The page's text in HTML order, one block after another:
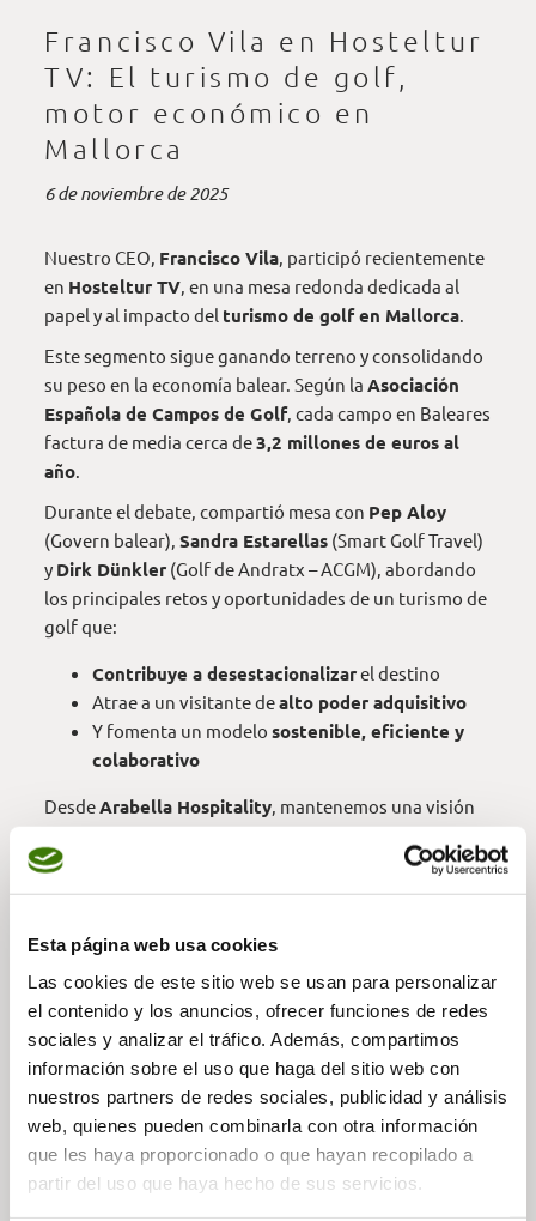
Esta página web usa cookies
Las cookies de este sitio web se usan para personalizar
el contenido y los anuncios, ofrecer funciones de redes
sociales y analizar el tráfico. Además, compartimos
información sobre el uso que haga del sitio web con
nuestros partners de redes sociales, publicidad y análisis
web, quienes pueden combinarla con otra información
que les haya proporcionado o que hayan recopilado a
partir del uso que haya hecho de sus servicios.
Francisco Vila en Hosteltur
TV: El turismo de golf,
motor económico en
Mallorca
6 de noviembre de 2025
Nuestro CEO, Francisco Vila , participó recientemente
en Hosteltur TV , en una mesa redonda dedicada al
papel y al impacto del turismo de golf en Mallorca
Este segmento sigue ganando terreno y consolidando
su peso en la economía balear. Según la Asociación
Española de Campos de Golf, cada campo en Baleares
factura de media cerca de3,2 millones de euros al
año
Durante el debate, compartió mesa con Pep Aloy
(Govern balear),Sandra Estarellas (Smart Golf Travel)
y Dirk Dünkler (Golf de Andratx – ACGM), abordando
los principales retos y oportunidades de un turismo de
golf que:
Contribuye a desestacionalizarel destino
Atrae a un visitante dealto poder adquisitivo
Y fomenta un modelosostenible, eficiente y
colaborativo
DesdeArabella Hospitality , mantenemos una visión
la calidad de cada experiencia
. El golf es, y seguirá
siendo, unmotor de desarrollo responsable y de
Entrevista completa
Ver en YouTube
Más información Artículo en Hosteltur
— Compartir noticia